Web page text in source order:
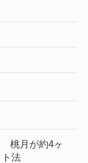
桃月が約4ヶ
ト法